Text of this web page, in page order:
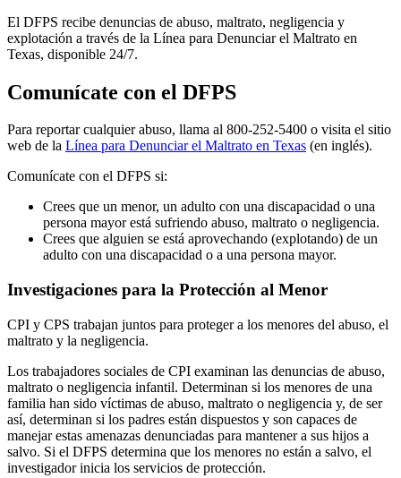
El DFPS recibe denuncias de abuso, maltrato, negligencia y
explotación a través de la Línea para Denunciar el Maltrato en
Texas, disponible 24/7.
Comunícate con el DFPS
Para reportar cualquier abuso, llama al 800-252-5400 o visita el sitio
web de la Línea para Denunciar el Maltrato en Texas (en inglés).
Comunícate con el DFPS si:
Crees que un menor, un adulto con una discapacidad o una
persona mayor está sufriendo abuso, maltrato o negligencia.
Crees que alguien se está aprovechando (explotando) de un
adulto con una discapacidad o a una persona mayor.
Investigaciones para la Protección al Menor
CPI y CPS trabajan juntos para proteger a los menores del abuso, el
maltrato y la negligencia.
Los trabajadores sociales de CPI examinan las denuncias de abuso,
maltrato o negligencia infantil. Determinan si los menores de una
familia han sido víctimas de abuso, maltrato o negligencia y, de ser
así, determinan si los padres están dispuestos y son capaces de
manejar estas amenazas denunciadas para mantener a sus hijos a
salvo. Si el DFPS determina que los menores no están a salvo, el
investigador inicia los servicios de protección.